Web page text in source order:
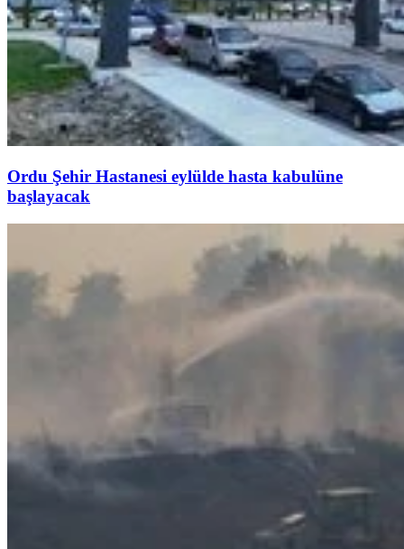
Ordu Şehir Hastanesi eylülde hasta kabulüne
başlayacak